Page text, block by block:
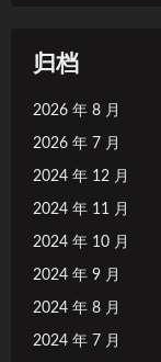
归档
2026 年 8 月
2026 年 7 月
2024 年 12 月
2024 年 11 月
2024 年 10 月
2024 年 9 月
2024 年 8 月
2024 年 7 月